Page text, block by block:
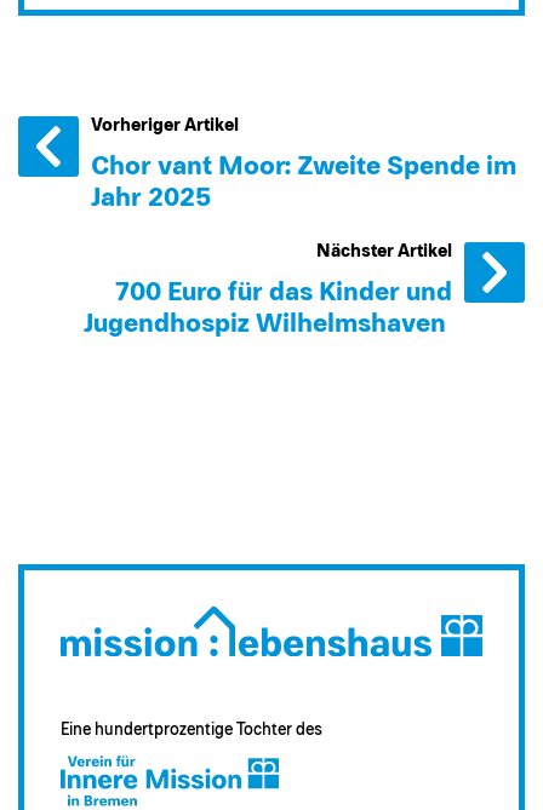
Vorheriger Artikel
Chor van´t Moor: Zweite Spende im
Jahr 2025
Nächster Artikel
700 Euro für das Kinder und
Jugendhospiz Wilhelmshaven
Eine hundertprozentige Tochter des